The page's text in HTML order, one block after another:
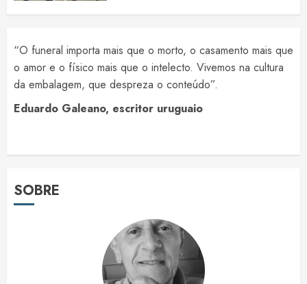
“O funeral importa mais que o morto, o casamento mais que
o amor e o físico mais que o intelecto. Vivemos na cultura
da embalagem, que despreza o conteúdo”.
Eduardo Galeano, escritor uruguaio
SOBRE